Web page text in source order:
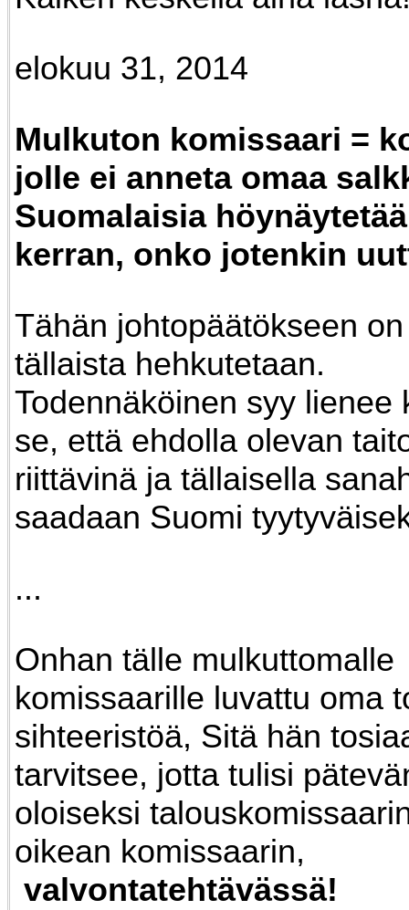
elokuu 31, 2014
Mulkuton komissaari =
jolle ei anneta omaa
Suomalaisia
kerran, onko jotenkin
Tähän johtopäätökseen
tällaista hehkutetaan.
Todennäköinen syy lienee
se, että ehdolla olevan
riittävinä ja tällaisella
saadaan Suomi
...
Onhan tälle mulkuttomalle
komissaarille luvattu oma
sihteeristöä, Sitä hän
tarvitsee, jotta tulisi
oloiseksi
oikean komissaarin,
valvontatehtävässä!